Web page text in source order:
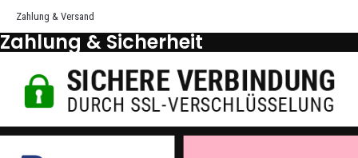
Zahlung & Versand
Zahlung & Sicherheit